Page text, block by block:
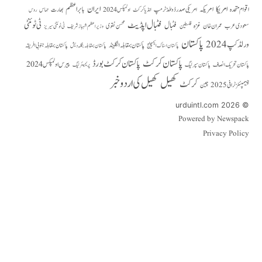
اقوام متحدہ امریکا امریکہ امریکی صدر ڈونلڈ ٹرمپ انڈیا کرکٹ اولمپکس 2024 ایرانبابر اعظم بھارت حماس روس
سعودی عرب عمران خان غزہ فلسطین فٹبال فٹبال اپڈیٹ محسن نقوی وزیراعظم شہباز شریف ٹی ٹوئنٹی سیریز ٹی ٹوئنٹی
ورلڈ کپ 2024
پاکستان پاکستان اسٹاک ایکسچینج پاکستان بمقابلہ انگلینڈ پاکستان بمقابلہ بنگلہ دیش پاکستان بمقابلہ جنوبی افریقہ
پاکستان تحریک انصاف پاکستان سپر لیگ پاکستان کرکٹپاکستان کرکٹ بورڈ پریمیئر لیگ پیرس اولمپکس 2024
چیمپئنز ٹرافی 2025 چین کرکٹکھیلکھیل کی اردو خبر
Powered by Newspack
Privacy Policy